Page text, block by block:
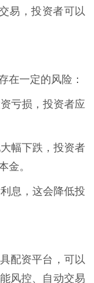
易，投资者可以
在一定的风险：
亏损，投资者应
幅下跌，投资者
金。
息，这会降低投
配资平台，可以
风控、自动交易